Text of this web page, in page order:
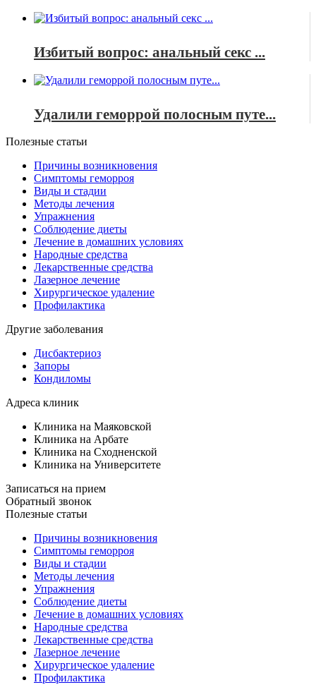
Избитый вопрос: анальный секс ...
Удалили геморрой полосным путе...
Полезные статьи
Причины возникновения
Симптомы геморроя
Виды и стадии
Методы лечения
Упражнения
Соблюдение диеты
Лечение в домашних условиях
Народные средства
Лекарственные средства
Лазерное лечение
Хирургическое удаление
Профилактика
Другие заболевания
Дисбактериоз
Запоры
Кондиломы
Адреса клиник
Клиника на Маяковской
Клиника на Арбате
Клиника на Сходненской
Клиника на Университете
Записаться на прием
Обратный звонок
Полезные статьи
Причины возникновения
Симптомы геморроя
Виды и стадии
Методы лечения
Упражнения
Соблюдение диеты
Лечение в домашних условиях
Народные средства
Лекарственные средства
Лазерное лечение
Хирургическое удаление
Профилактика